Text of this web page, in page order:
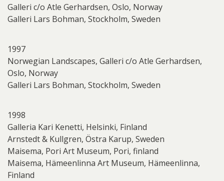
Galleri c/o Atle Gerhardsen, Oslo, Norway
Galleri Lars Bohman, Stockholm, Sweden
1997
Norwegian Landscapes, Galleri c/o Atle Gerhardsen,
Oslo, Norway
Galleri Lars Bohman, Stockholm, Sweden
1998
Galleria Kari Kenetti, Helsinki, Finland
Arnstedt & Kullgren, Östra Karup, Sweden
Maisema, Pori Art Museum, Pori, finland
Maisema, Hämeenlinna Art Museum, Hämeenlinna,
Finland